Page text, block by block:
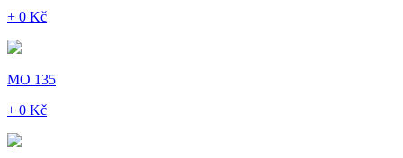
+ 0 Kč
MO 135
+ 0 Kč